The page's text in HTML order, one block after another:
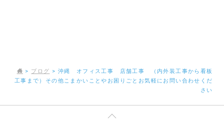
> ブログ > 沖縄 オフィス工事 店舗工事 （内外装工事から看板
工事まで）その他こまかいことやお困りごとお気軽にお問い合わせくだ
さい